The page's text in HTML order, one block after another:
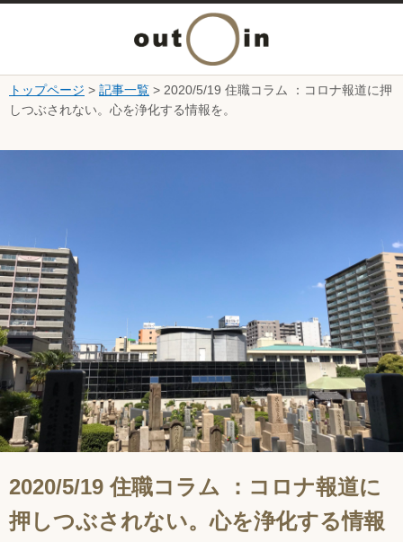
本文へ
ニ
ュ
開
く
トップページ > 記事一覧 > 2020/5/19 住職コラム ：コロナ報道に押
しつぶされない。心を浄化する情報を。
2020/5/19 住職コラム ：コロナ報道に
押しつぶされない。心を浄化する情報